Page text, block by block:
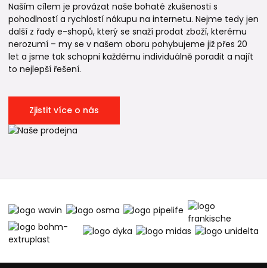
Naším cílem je provázat naše bohaté zkušenosti s
pohodlností a rychlostí nákupu na internetu. Nejme tedy jen
další z řady e-shopů, který se snaží prodat zboží, kterému
nerozumí – my se v našem oboru pohybujeme již přes 20
let a jsme tak schopni každému individuálně poradit a najít
to nejlepší řešení.
Zjistit více o nás